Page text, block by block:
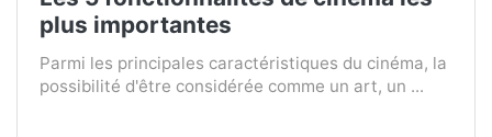
plus importantes
Parmi les principales caractéristiques du cinéma, la
possibilité d'être considérée comme un art, un ...